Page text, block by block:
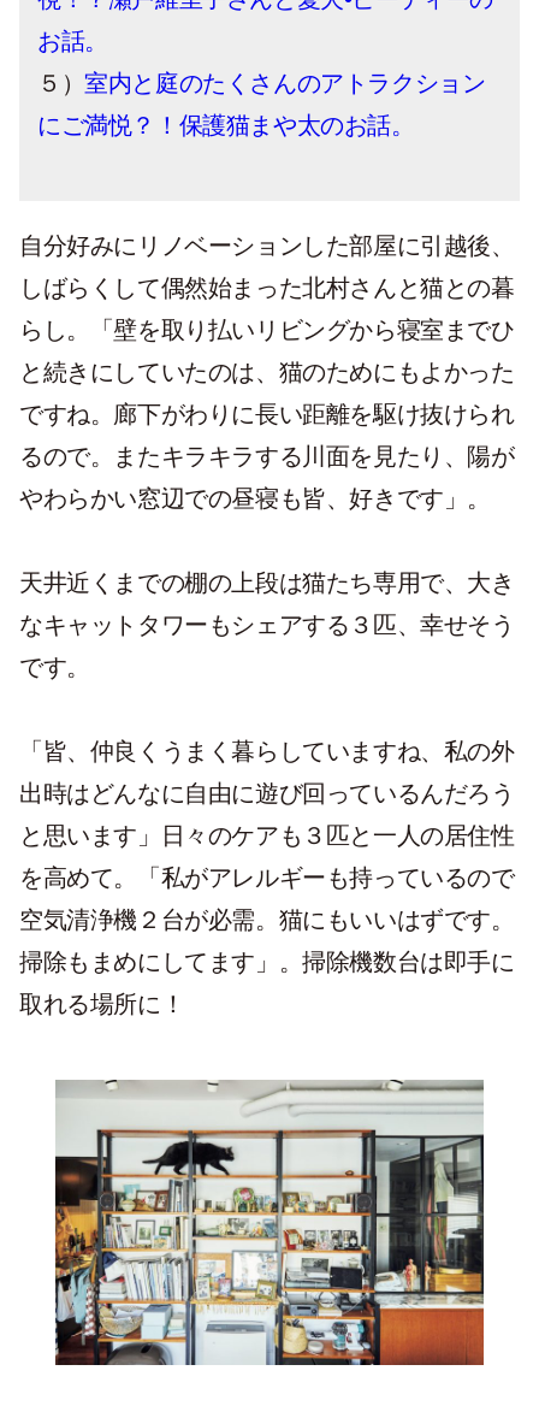
お話。
５） 室内と庭のたくさんのアトラクション
にご満悦？！保護猫まや太のお話。
自分好みにリノベーションした部屋に引越後、
しばらくして偶然始まった北村さんと猫との暮
らし。「壁を取り払いリビングから寝室までひ
と続きにしていたのは、猫のためにもよかった
ですね。廊下がわりに長い距離を駆け抜けられ
るので。またキラキラする川面を見たり、陽が
やわらかい窓辺での昼寝も皆、好きです」。
天井近くまでの棚の上段は猫たち専用で、大き
なキャットタワーもシェアする３匹、幸せそう
です。
「皆、仲良くうまく暮らしていますね、私の外
出時はどんなに自由に遊び回っているんだろう
と思います」日々のケアも３匹と一人の居住性
を高めて。「私がアレルギーも持っているので
空気清浄機２台が必需。猫にもいいはずです。
掃除もまめにしてます」。掃除機数台は即手に
取れる場所に！